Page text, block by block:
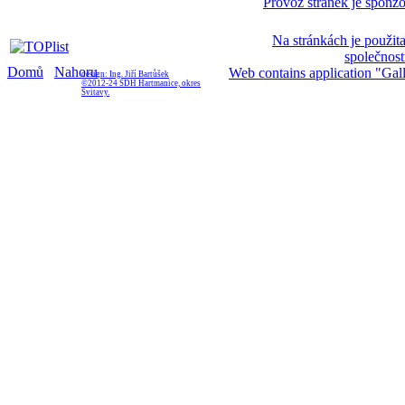
design: Ing. Jiří Bartůšek
©2012-24 SDH Hartmanice, okres
Svitavy.
Na stránkách je
Web contains application
Domů Nahoru